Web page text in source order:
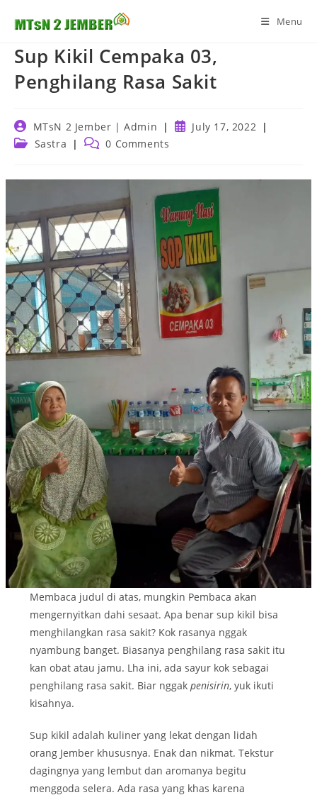
Menu
Sup Kikil Cempaka 03,
Penghilang Rasa Sakit
Post
author:
MTsN 2 Jember | Admin
PostJuly 17, 2022
PostSastra
Post 0 Comments
Membaca judul di atas, mungkin Pembaca akan
mengernyitkan dahi sesaat. Apa benar sup kikil bisa
menghilangkan rasa sakit? Kok rasanya nggak
nyambung banget. Biasanya penghilang rasa sakit itu
kan obat atau jamu. Lha ini, ada sayur kok sebagai
penghilang rasa sakit. Biar nggakpenisirin, yuk ikuti
kisahnya.
Sup kikil adalah kuliner yang lekat dengan lidah
orang Jember khususnya. Enak dan nikmat. Tekstur
dagingnya yang lembut dan aromanya begitu
menggoda selera. Ada rasa yang khas karena